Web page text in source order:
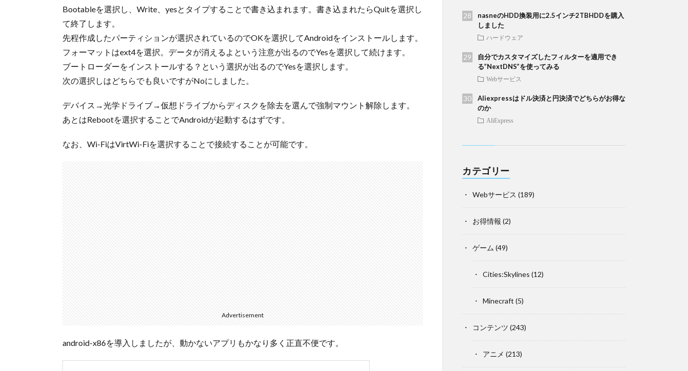
Bootableを選択し、Write、yesとタイプすることで書き込まれます。書き込まれたらQuitを選択し
て終了します。
先程作成したパーティションが選択されているのでOKを選択してAndroidをインストールします。
フォーマットはext4を選択。データが消えるよという注意が出るのでYesを選択して続けます。
ブートローダーをインストールする？という選択が出るのでYesを選択します。
次の選択しはどちらでも良いですがNoにしました。
デバイス→光学ドライブ→仮想ドライブからディスクを除去を選んで強制マウント解除します。
あとはRebootを選択することでAndroidが起動するはずです。
なお、Wi-FiはVirtWi-Fiを選択することで接続することが可能です。
Advertisement
android-x86を導入しましたが、動かないアプリもかなり多く正直不便です。
nasneのHDD換装用に2.5インチ2TBHDDを購入
しました
ハードウェア
自分でカスタマイズしたフィルターを適用でき
る”NextDNS”を使ってみる
Webサービス
Aliexpressはドル決済と円決済でどちらがお得な
のか
AliExpress
カテゴリー
Webサービス (189)
お得情報 (2)
ゲーム (49)
Cities:Skylines (12)
Minecraft (5)
コンテンツ (243)
アニメ (213)